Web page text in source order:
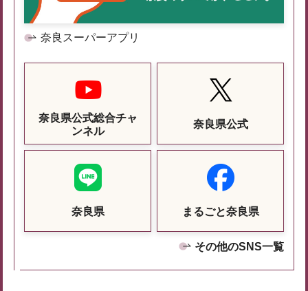
奈良スーパーアプリ
奈良県公式総合チャ
ンネル
奈良県公式
奈良県 まるごと奈良県
その他のSNS一覧